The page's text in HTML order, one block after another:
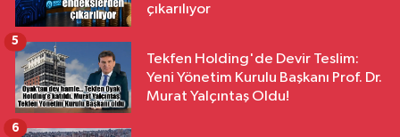
çıkarılıyor
Tekfen Holding'de Devir Teslim:
Yeni Yönetim Kurulu Başkanı Prof. Dr.
Murat Yalçıntaş Oldu!
5
6